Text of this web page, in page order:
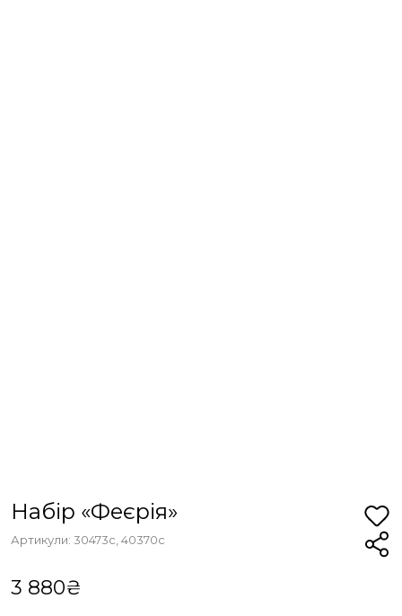
Набір «Феєрія»
Артикули: 30473с, 40370с
3 880₴